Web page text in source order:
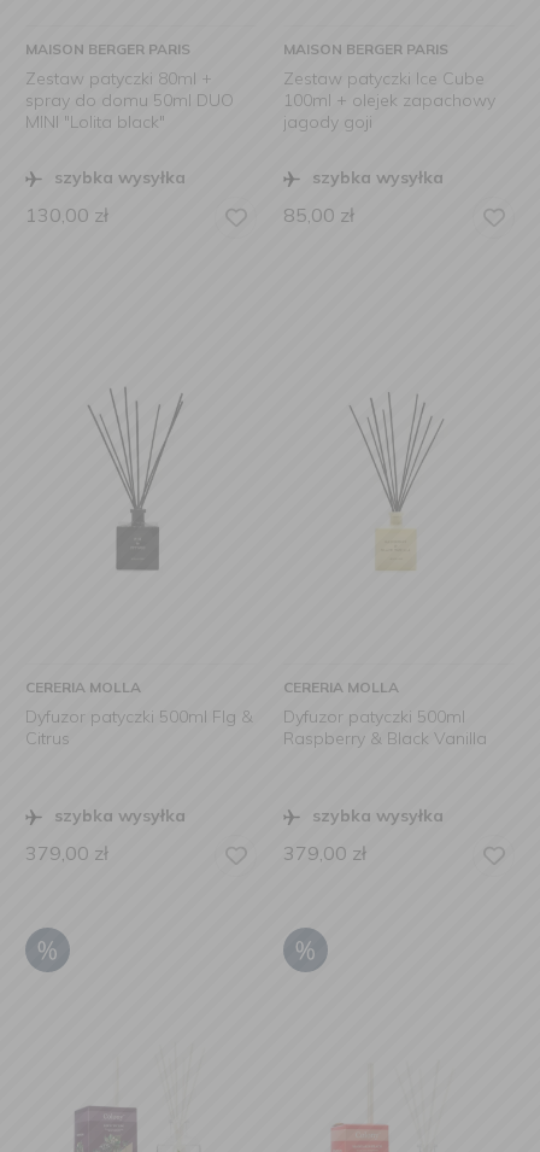
MAISON BERGER PARIS
Zestaw patyczki 80ml +
spray do domu 50ml DUO
MINI "Lolita black"
szybka wysyłka
130,00 zł
MAISON BERGER PARIS
Zestaw patyczki Ice Cube
100ml + olejek zapachowy
jagody goji
szybka wysyłka
85,00 zł
CERERIA MOLLA
Dyfuzor patyczki 500ml FIg &
Citrus
szybka wysyłka
379,00 zł
CERERIA MOLLA
Dyfuzor patyczki 500ml
Raspberry & Black Vanilla
szybka wysyłka
379,00 zł